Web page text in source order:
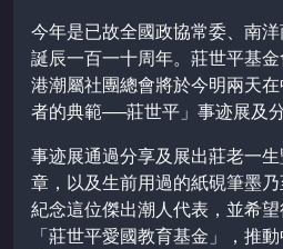
今年是已故全國政協常委、南
誕辰一百一十周年。莊世平基
港潮屬社團總會將於今明兩天
者的典範──莊世平」事迹展及分
事迹展通過分享及展出莊老一
章，以及生前用過的紙硯筆墨
紀念這位傑出潮人代表，並希
「莊世平愛國教育基金」，推